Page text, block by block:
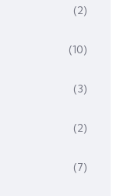
(2)
(10)
(3)
(2)
(7)